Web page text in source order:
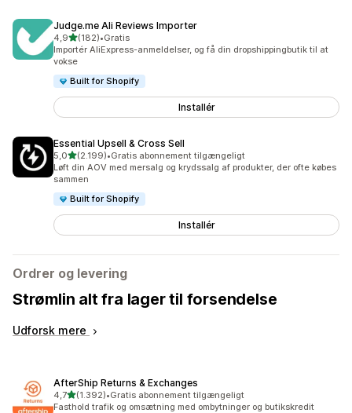
Judge.me Ali Reviews Importer
4,9ud af 5 stjerner
(182)
182 anmeldelser i alt
•Gratis
Importér AliExpress-anmeldelser, og få din dropshippingbutik til at
vokse
Built for Shopify
Installér
Essential Upsell & Cross Sell
5,0ud af 5 stjerner
(2.199)
2199 anmeldelser i alt
•Gratis abonnement tilgængeligt
Løft din AOV med mersalg og krydssalg af produkter, der ofte købes
sammen
Built for Shopify
Installér
Ordrer og levering
Strømlin alt fra lager til forsendelse
Udforsk mere
AfterShip Returns & Exchanges
4,7ud af 5 stjerner
(1.392)
1392 anmeldelser i alt
•Gratis abonnement tilgængeligt
Fasthold trafik og omsætning med ombytninger og butikskredit